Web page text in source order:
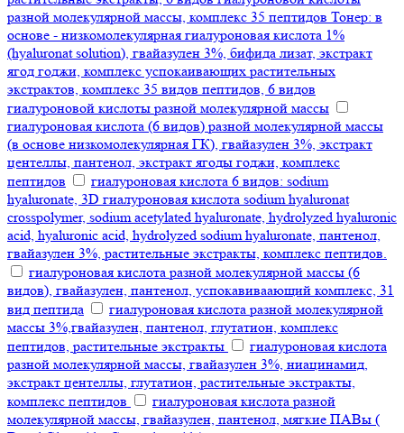
разной молекулярной массы, комплекс 35 пептидов Тонер: в
основе - низкомолекулярная гиалуроновая кислота 1%
(hyaluronat solution), гвайазулен 3%, бифида лизат, экстракт
ягод годжи, комплекс успокаивающих растительных
экстрактов, комплекс 35 видов пептидов, 6 видов
гиалуроновой кислоты разной молекулярной массы
гиалуроновая кислота (6 видов) разной молекулярной массы
(в основе низкомолекулярная ГК), гвайазулен 3%, экстракт
центеллы, пантенол, экстракт ягоды годжи, комплекс
пептидов
гиалуроновая кислота 6 видов: sodium
hyaluronate, 3D гиалуроновая кислота sodium hyaluronat
crosspolymer, sodium acetylated hyaluronate, hydrolyzed hyaluronic
acid, hyaluronic acid, hydrolyzed sodium hyaluronate, пантенол,
гвайазулен 3%, растительные экстракты, комплекс пептидов.
гиалуроновая кислота разной молекулярной массы (6
видов), гвайазулен, пантенол, успокавиваающий комплекс, 31
вид пептида
гиалуроновая кислота разной молекулярной
массы 3%,гвайазулен, пантенол, глутатион, комплекс
пептидов, растительные экстракты
гиалуроновая кислота
разной молекулярной массы, гвайазулен 3%, ниацинамид,
экстракт центеллы, глутатион, растительные экстракты,
комплекс пептидов
гиалуроновая кислота разной
молекулярной массы, гвайазулен, пантенол, мягкие ПАВы (